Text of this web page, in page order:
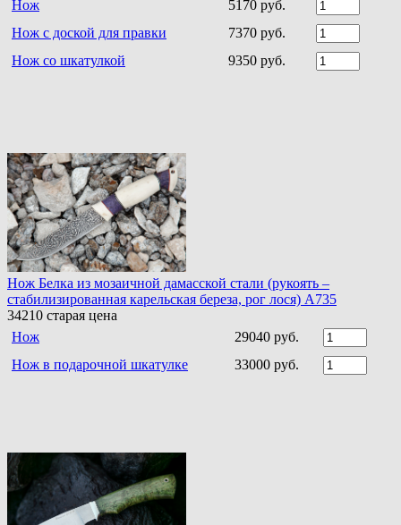
Нож
5170 руб.
Нож с доской для правки
7370 руб.
Нож со шкатулкой
9350 руб.
Нож Белка из мозаичной дамасской стали (рукоять –
стабилизированная карельская береза, рог лося) A735
34210 старая цена
Нож
29040 руб.
Нож в подарочной шкатулке
33000 руб.